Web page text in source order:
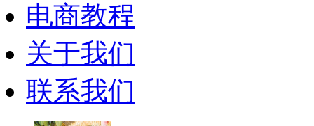
电商教程
关于我们
联系我们